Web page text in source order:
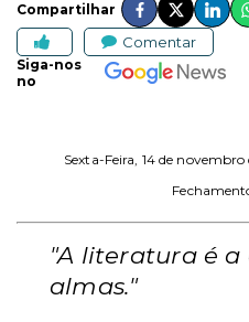
Compartilhar
Comentar
Siga-nos
no
Sexta-Feira, 14 de
"A literatura é a
almas."